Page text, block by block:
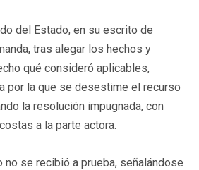
del Estado, en su escrito de
tras alegar los hechos y
qué consideró aplicables,
por la que se desestime el recurso
la resolución impugnada, con
a la parte actora.
no se recibió a prueba, señalándose